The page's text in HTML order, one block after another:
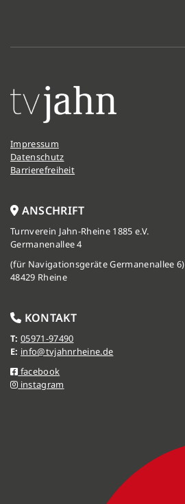
Impressum
Datenschutz
Barrierefreiheit
ANSCHRIFT
Turnverein Jahn-Rheine 1885 e.V.
Germanenallee 4
(für Navigationsgeräte Germanenallee 6)
48429 Rheine
KONTAKT
T: 05971-97490
E: info@tvjahnrheine.de
facebook
instagram